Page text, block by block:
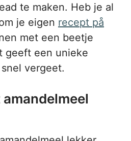
te maken. Heb je al
je eigen recept på
met een beetje
geeft een unieke
vergeet.